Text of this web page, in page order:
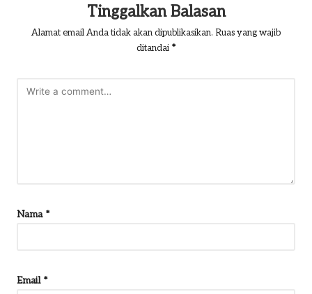
Tinggalkan Balasan
Alamat email Anda tidak akan dipublikasikan. Ruas yang wajib
ditandai *
Nama *
Email *